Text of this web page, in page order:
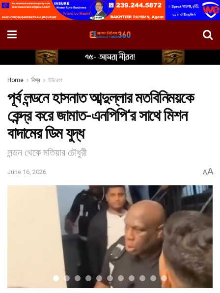
Home বিশ্ব ইউরোপ
পূর্ব লন্ডনে হাসনাত আব্দুল্লার মতবিনিময়কে
কেন্দ্র করে জামাত-এনপিপি‘র সাথে মিশন
বাদামের ডিম যুদ্ধ
লন্ডন থেকে মতিয়ার চৌধুরী
June 16, 2026 AA